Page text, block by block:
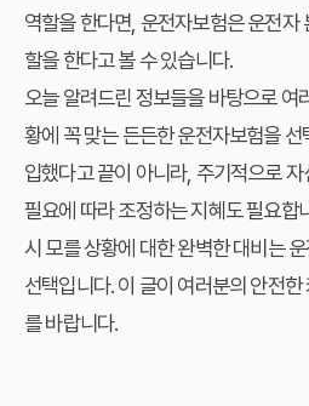
역할을 한다면, 운전자보험은 운전자
할을 한다고 볼 수 있습니다.
오늘 알려드린 정보들을 바탕으로 여
황에 꼭 맞는 든든한 운전자보험을
입했다고 끝이 아니라, 주기적으로
필요에 따라 조정하는 지혜도 필요합
시 모를 상황에 대한 완벽한 대비는
선택입니다. 이 글이 여러분의 안전한
를 바랍니다.